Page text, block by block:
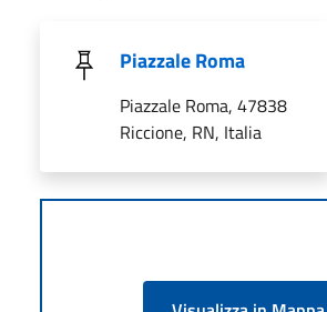
Piazzale Roma
Piazzale Roma, 47838
Riccione, RN, Italia